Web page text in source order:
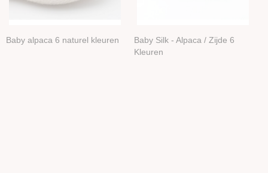
Baby alpaca 6 naturel kleuren
Baby Silk - Alpaca / Zijde 6
Kleuren